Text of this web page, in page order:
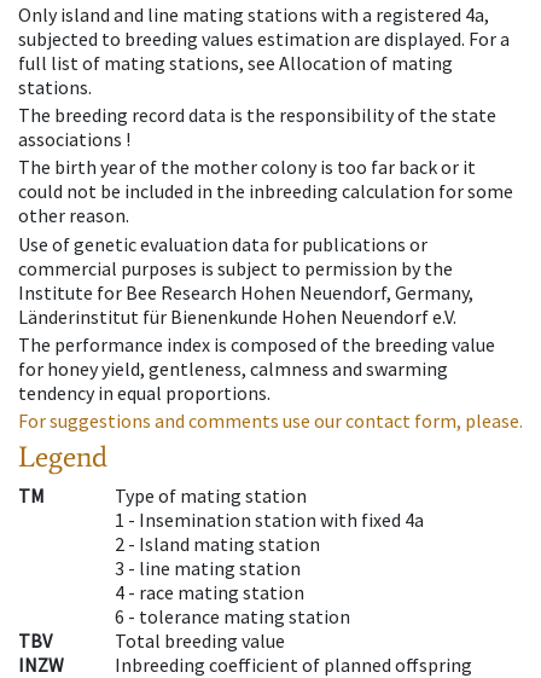
Only island and line mating stations with a registered 4a,
subjected to breeding values estimation are displayed. For a
full list of mating stations, see Allocation of mating
stations.
The breeding record data is the responsibility of the state
associations !
The birth year of the mother colony is too far back or it
could not be included in the inbreeding calculation for some
other reason.
Use of genetic evaluation data for publications or
commercial purposes is subject to permission by the
Institute for Bee Research Hohen Neuendorf, Germany,
Länderinstitut für Bienenkunde Hohen Neuendorf e.V.
The performance index is composed of the breeding value
for honey yield, gentleness, calmness and swarming
tendency in equal proportions.
For suggestions and comments use our contact form, please.
Legend
TM
Type of mating station
1 - Insemination station with fixed 4a
2 - Island mating station
3 - line mating station
4 - race mating station
6 - tolerance mating station
TBV
Total breeding value
INZW
Inbreeding coefficient of planned offspring